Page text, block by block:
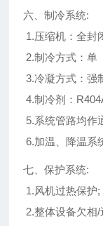
六、制冷系统:
1.压缩机：全封
2.制冷方式：单
3.冷凝方式：强
4.制冷剂：
5.系统管路均作
6.加温、降温系
七、保护系统:
1.风机过热保护;
2.整体设备欠相/